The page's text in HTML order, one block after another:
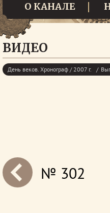
О КАНАЛЕ
ВИДЕО
День веков. Хронограф / 2007 г.
next№ 302